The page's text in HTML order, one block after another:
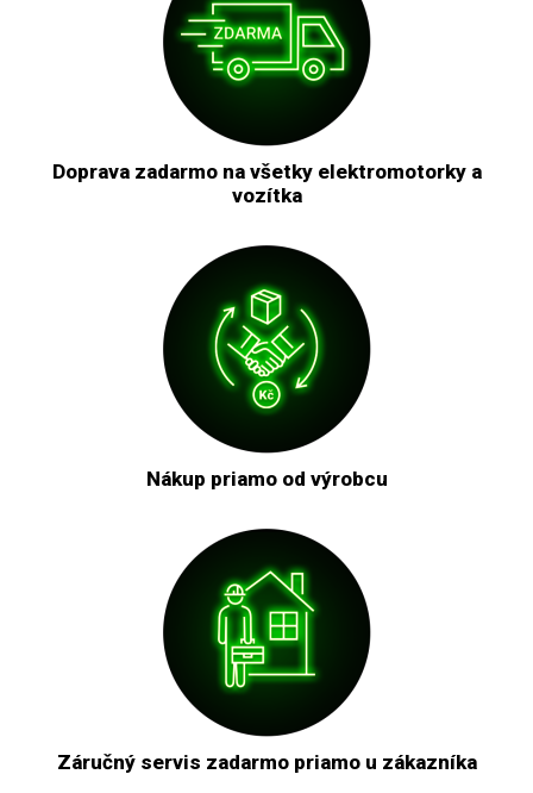
Doprava zadarmo na všetky elektromotorky a
vozítka
Nákup priamo od výrobcu
Záručný servis zadarmo priamo u zákazníka